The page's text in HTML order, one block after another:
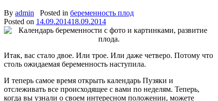
By admin Posted in беременность плод
Posted on 14.09.201418.09.2014
Итак, вас стало двое. Или трое. Или даже четверо. Потому что
столь ожидаемая беременность наступила.
И теперь самое время открыть календарь Пузяки и
отслеживать все происходящее с вами по неделям. Теперь,
когда вы узнали о своем интересном положении, можете